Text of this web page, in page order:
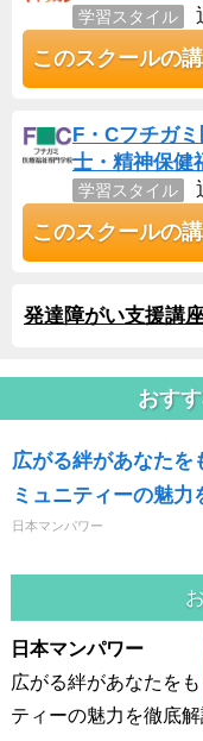
学習スタイル
このスクールの
F・Cフチガ
士・精神保健
学習スタイル
このスクールの
発達障がい支援講
おす
広がる絆があなたを
ミュニティーの魅力
日本マンパワー
日本マンパワー
広がる絆があなたを
ティーの魅力を徹底解